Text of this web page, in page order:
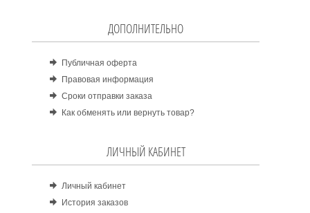
ДОПОЛНИТЕЛЬНО
Публичная оферта
Правовая информация
Сроки отправки заказа
Как обменять или вернуть товар?
ЛИЧНЫЙ КАБИНЕТ
Личный кабинет
История заказов